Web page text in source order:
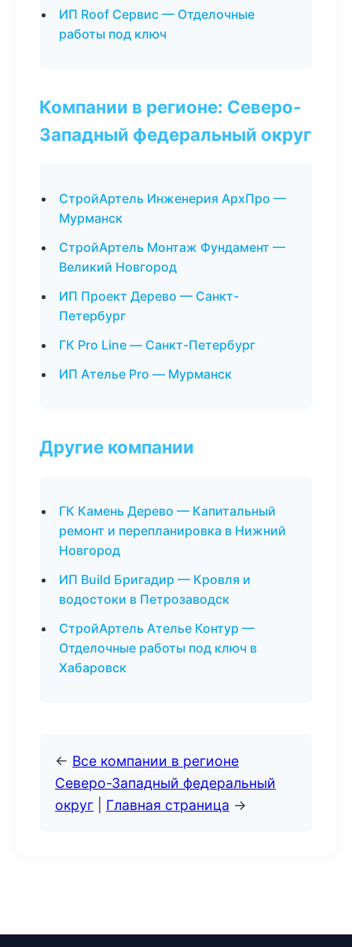
ИП Roof Сервис — Отделочные
работы под ключ
Компании в регионе: Северо-
Западный федеральный округ
СтройАртель Инженерия АрхПро —
Мурманск
СтройАртель Монтаж Фундамент —
Великий Новгород
ИП Проект Дерево — Санкт-
Петербург
ГК Pro Line — Санкт-Петербург
ИП Ателье Pro — Мурманск
Другие компании
ГК Камень Дерево — Капитальный
ремонт и перепланировка в Нижний
Новгород
ИП Build Бригадир — Кровля и
водостоки в Петрозаводск
СтройАртель Ателье Контур —
Отделочные работы под ключ в
Хабаровск
← Все компании в регионе
Северо-Западный федеральный
округ
Главная страница →